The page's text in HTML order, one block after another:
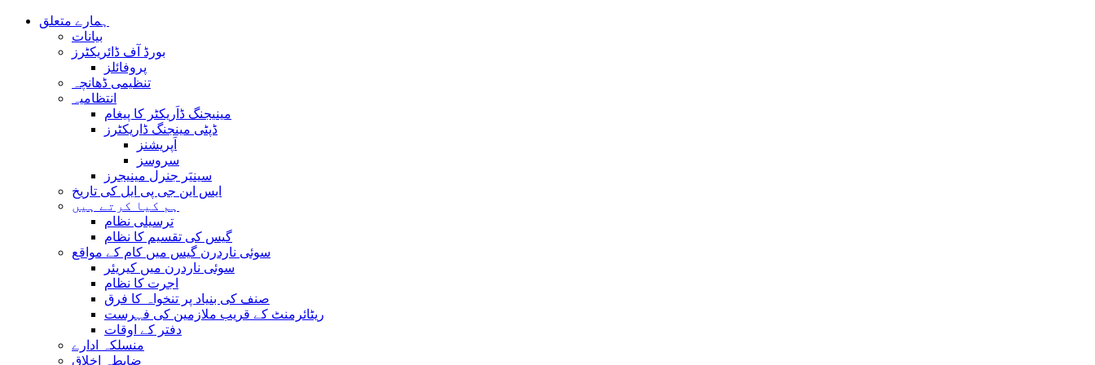
ہمارے متعلق
بیانات
بورڈ آف ڈائریکٹرز
پروفائلز
تنظیمی ڈھانچہ
انتظامیہ
مینیجنگ ڈاَریکٹر کا پیغام
ڈپٹی مینجنگ ڈاریکٹرز
اَپریشنز
سروسز
سینیَر جنرل مینیجرز
ایس این جی پی ایل کی تاریخ
ہم کیا کرتے ہیں
ترسیلی نظام
گیس کی تقسیم کا نظام
سوئی ناردرن گیس میں کام کے مواقع
سوئی ناردرن میں کیریئر
اجرت کا نظام
صنف کی بنیاد پر تنخواہ کا فرق
ریٹائرمنٹ کے قریب ملازمین کی فہرست
دفتر کے اوقات
منسلکہ ادارے
ضابطہ اخلاق